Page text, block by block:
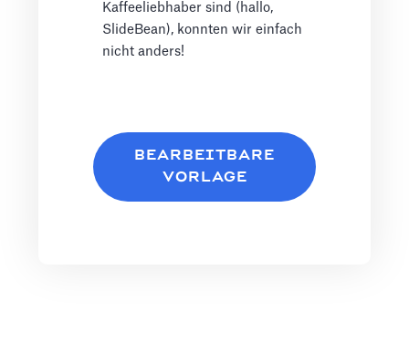
Kaffeeliebhaber sind (hallo,
SlideBean), konnten wir einfach
nicht anders!
BEARBEITBARE
VORLAGE